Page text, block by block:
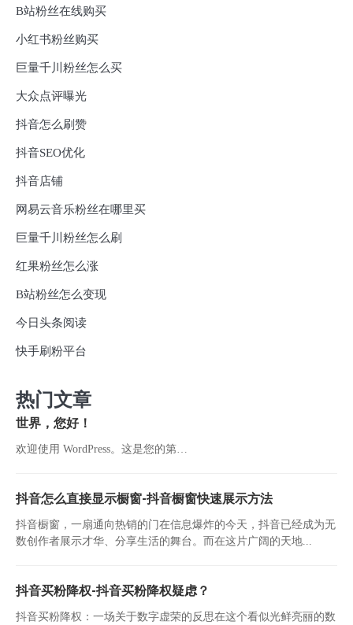
B站粉丝在线购买
小红书粉丝购买
巨量千川粉丝怎么买
大众点评曝光
抖音怎么刷赞
抖音SEO优化
抖音店铺
网易云音乐粉丝在哪里买
巨量千川粉丝怎么刷
红果粉丝怎么涨
B站粉丝怎么变现
今日头条阅读
快手刷粉平台
热门文章
世界，您好！
欢迎使用 WordPress。这是您的第…
抖音怎么直接显示橱窗-抖音橱窗快速展示方法
抖音橱窗，一扇通向热销的门在信息爆炸的今天，抖音已经成为无
数创作者展示才华、分享生活的舞台。而在这片广阔的天地...
抖音买粉降权-抖音买粉降权疑虑？
抖音买粉降权：一场关于数字虚荣的反思在这个看似光鲜亮丽的数